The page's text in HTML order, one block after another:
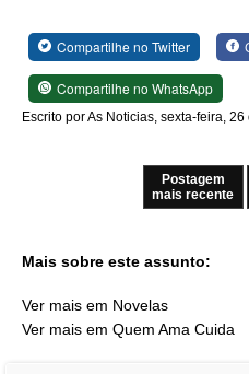
Compartilhe no Twitter
Compartilhe no WhatsApp
Escrito por As Noticias, sexta-feira,
Postagem
mais recente
Mais sobre este assunto:
Ver mais em Novelas
Ver mais em Quem Ama Cuida